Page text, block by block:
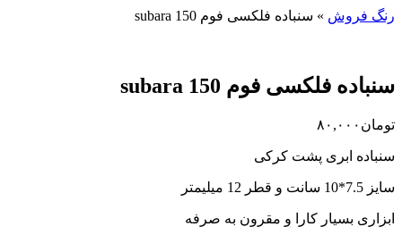
رنگ فروش » سنباده فلکسی فوم 150 subara
سنباده فلکسی فوم 150 subara
تومان ۸۰,۰۰۰
سنباده ابری پشت کرکی
سایز 7.5*10 سانت و قطر 12 میلیمتر
ابزاری بسیار کارا و مقرون به صرفه